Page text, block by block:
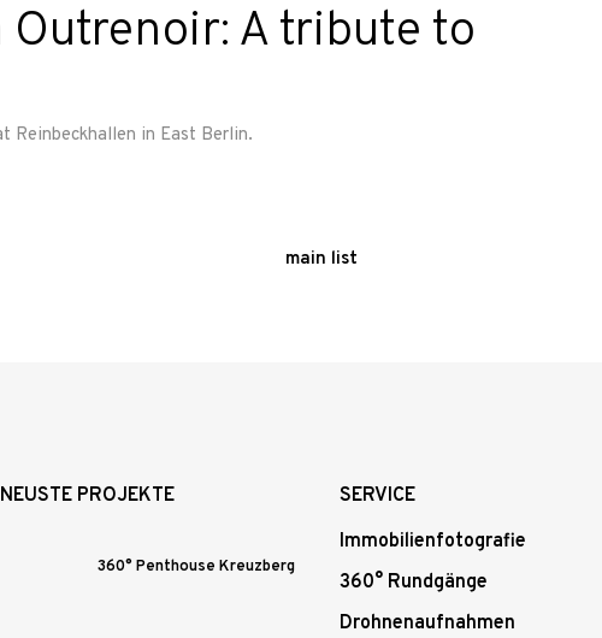
Outrenoir: A tribute to
Reinbeckhallen in East Berlin.
main list
NEUSTE PROJEKTE
360° Penthouse Kreuzberg
SERVICE
Immobilienfotografie
360° Rundgänge
Drohnenaufnahmen